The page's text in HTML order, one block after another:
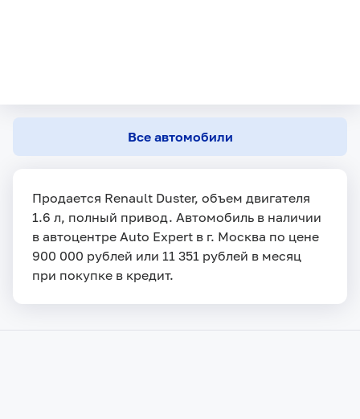
Все автомобили
Продается Renault Duster, объем двигателя
1.6 л, полный привод. Автомобиль в наличии
в автоцентре Auto Expert в г. Москва по цене
900 000 рублей или 11 351 рублей в месяц
при покупке в кредит.